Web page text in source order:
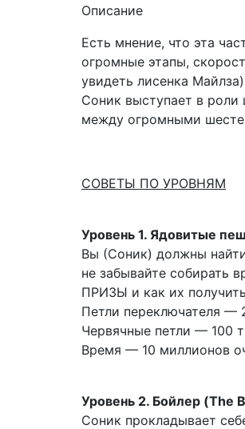
Описание
Есть мнение, что эта
огромные этапы,
увидеть лисенка
Соник выступает в роли
между огромными
СОВЕТЫ ПО УРОВНЯМ
Уровень 1. Ядовитые
Вы (Соник) должны
не забывайте собирать
ПРИЗЫ и как их получить
Петли переключателя —
Червячные петли — 100
Время — 10 миллионов
Уровень 2. Бойлер (The
Соник прокладывает